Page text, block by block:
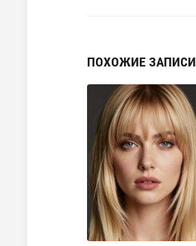
ПОХОЖИЕ ЗАПИСИ